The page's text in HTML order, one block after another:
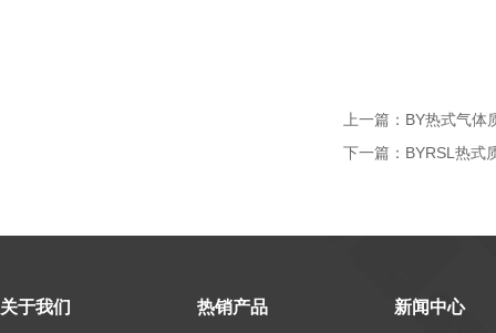
上一篇： BY热式气体
下一篇： BYRSL热式
关于我们 热销产品 新闻中心